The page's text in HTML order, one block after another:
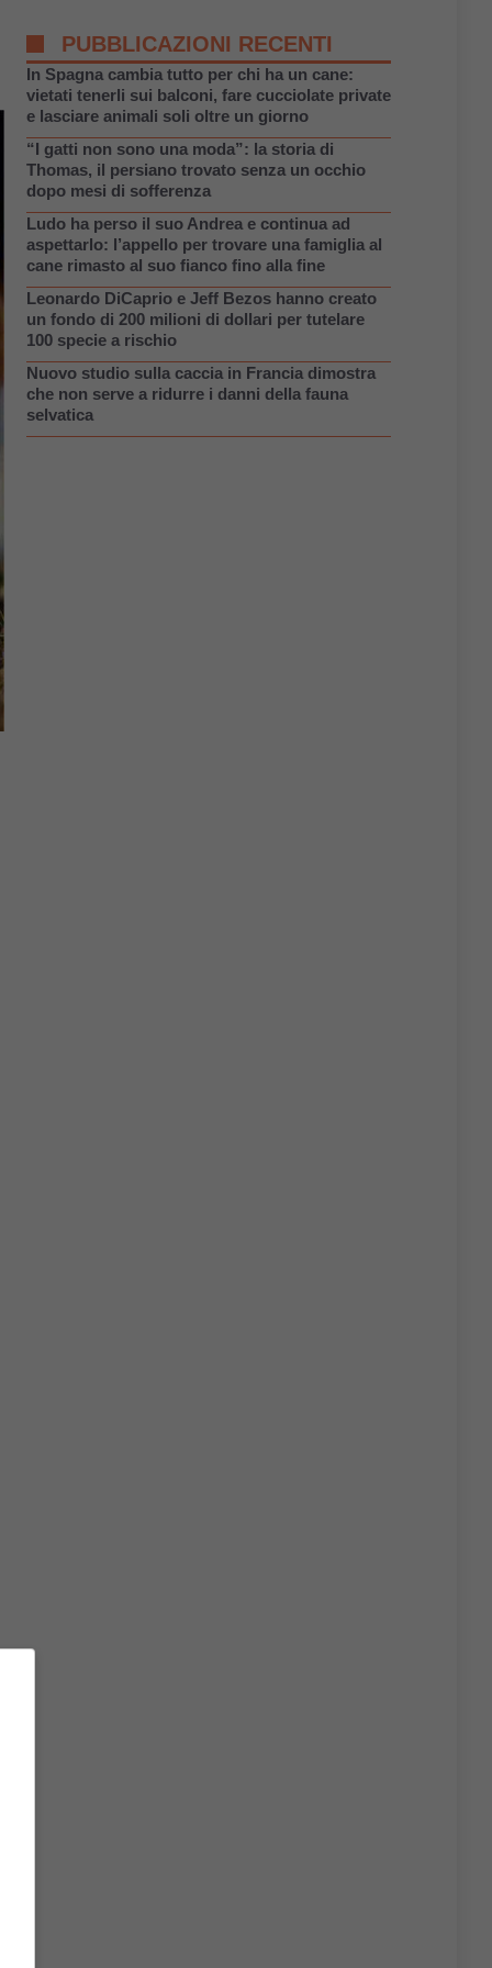
PUBBLICAZIONI RECENTI
In Spagna cambia tutto per chi ha un cane:
vietati tenerli sui balconi, fare cucciolate private
e lasciare animali soli oltre un giorno
“I gatti non sono una moda”: la storia di
Thomas, il persiano trovato senza un occhio
dopo mesi di sofferenza
Ludo ha perso il suo Andrea e continua ad
aspettarlo: l’appello per trovare una famiglia al
cane rimasto al suo fianco fino alla fine
Leonardo DiCaprio e Jeff Bezos hanno creato
un fondo di 200 milioni di dollari per tutelare
100 specie a rischio
Nuovo studio sulla caccia in Francia dimostra
che non serve a ridurre i danni della fauna
selvatica